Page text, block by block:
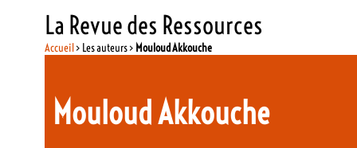
La Revue des Ressources
Accueil> Les auteurs > Mouloud Akkouche
Mouloud Akkouche